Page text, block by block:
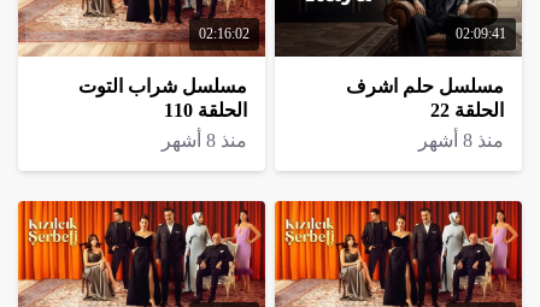
02:09:41
مسلسل حلم اشرف
الحلقة 22
منذ 8 أشهر
02:16:02
مسلسل شراب التوت
الحلقة 110
منذ 8 أشهر